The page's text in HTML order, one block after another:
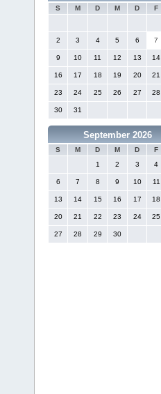
S M D M D F
2 3 4 5 6 7
9 10 11 12 13 14
16 17 18 19 20 21
23 24 25 26 27 28
30 31
September 2026
S M D M D F
1
2 3 4
6 7 8 9 10 11
13 14 15 16 17 18
20 21 22 23 24 25
27 28 29 30